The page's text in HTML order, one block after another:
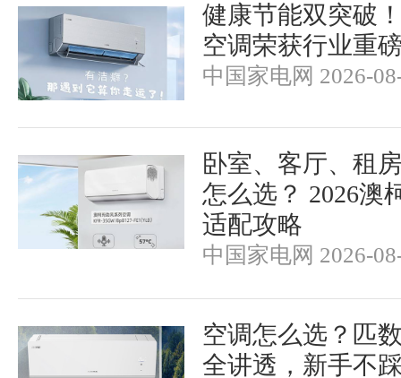
健康节能双突破
空调荣获行业重
中国家电网 2026-
卧室、客厅、租
怎么选？ 2026澳
适配攻略
中国家电网 2026-
空调怎么选？匹
全讲透，新手不